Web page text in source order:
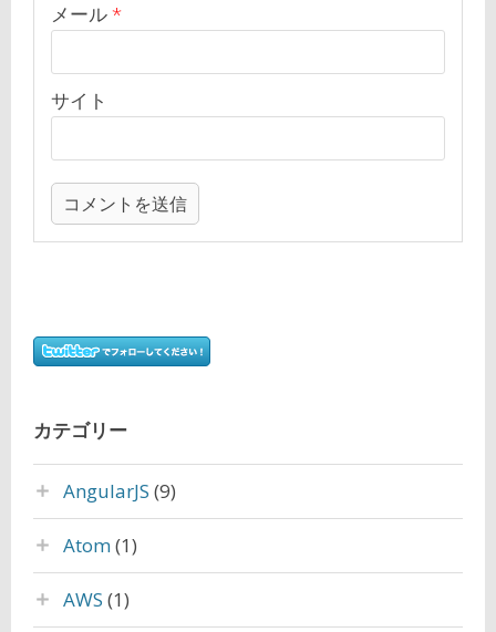
メール*
サイト
カテゴリー
AngularJS (9)
Atom(1)
AWS (1)